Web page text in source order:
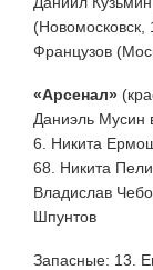
(Новомосковск,
Французов
«Арсенал»
Даниэль Мусин
6. Никита
68. Никита
Владислав
Шпунтов
Запасные: 13.